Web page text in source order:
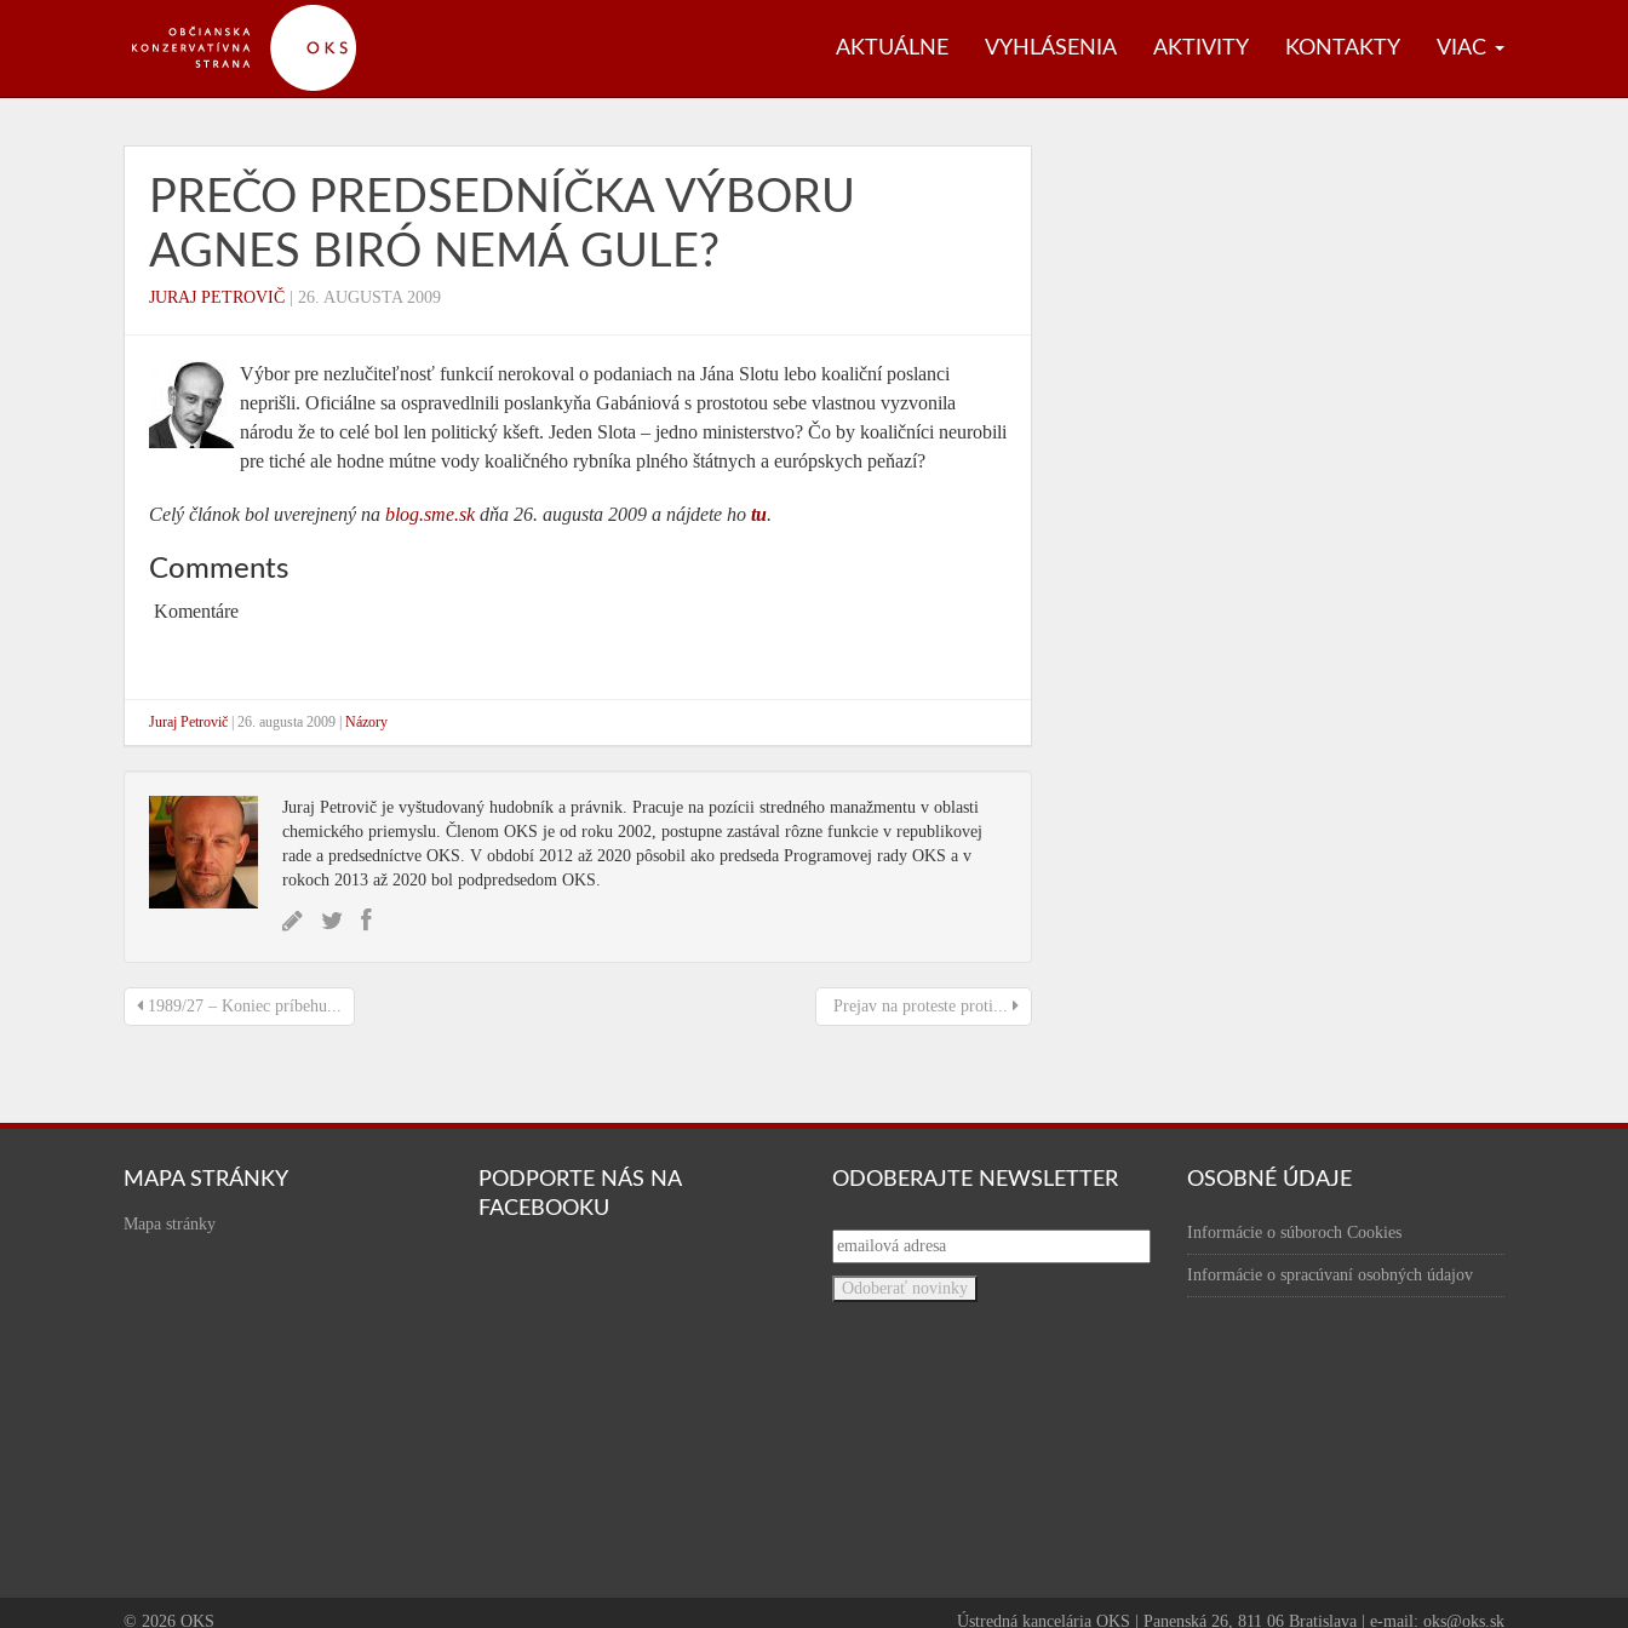
AKTUÁLNE VYHLÁSENIA AKTIVITY KONTAKTY VIAC
PREČO PREDSEDNÍČKA VÝBORU
AGNES BIRÓ NEMÁ GULE?
JURAJ PETROVIČ 26. AUGUSTA 2009
Výbor pre nezlučiteľnosť funkcií nerokoval o podaniach na Jána Slotu lebo koaliční poslanci
neprišli. Oficiálne sa ospravedlnili poslankyňa Gabániová s prostotou sebe vlastnou vyzvonila
národu že to celé bol len politický kšeft. Jeden Slota – jedno ministerstvo? Čo by koaličníci neurobili
pre tiché ale hodne mútne vody koaličného rybníka plného štátnych a európskych peňazí?
Celý článok bol uverejnený na blog.sme.skdňa 26. augusta 2009 a nájdete ho tu.
Comments
Komentáre
Juraj Petrovič 26. augusta 2009 Názory
Juraj Petrovič je vyštudovaný hudobník a právnik. Pracuje na pozícii stredného manažmentu v oblasti
chemického priemyslu. Členom OKS je od roku 2002, postupne zastával rôzne funkcie v republikovej
rade a predsedníctve OKS. V období 2012 až 2020 pôsobil ako predseda Programovej rady OKS a v
rokoch 2013 až 2020 bol podpredsedom OKS.
1989/27 – Koniec príbehu... Prejav na proteste proti...
MAPA STRÁNKY
Mapa stránky
PODPORTE NÁS NA
FACEBOOKU
ODOBERAJTE NEWSLETTER OSOBNÉ ÚDAJE
Informácie o súboroch Cookies
Informácie o spracúvaní osobných údajov
© 2026 OKS Ústredná kancelária OKS | Panenská 26, 811 06 Bratislava | e-mail: oks@oks.sk